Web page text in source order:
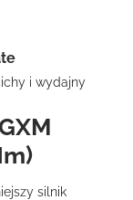
i wydajny
silnik